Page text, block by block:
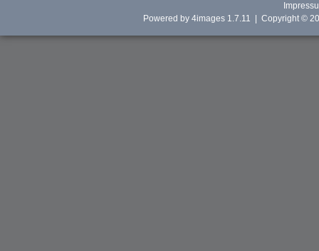
Powered by 4images 1.7.11 | Copyright ©